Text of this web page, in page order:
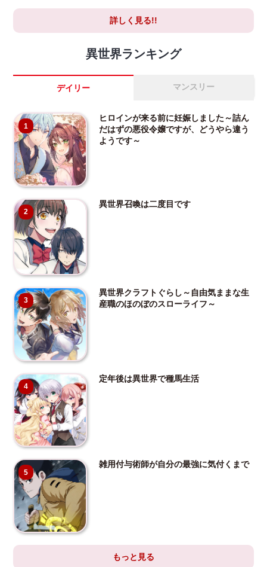
詳しく見る!!
異世界ランキング
デイリー マンスリー
1
ヒロインが来る前に妊娠しました～詰ん
だはずの悪役令嬢ですが、どうやら違う
ようです～
2
異世界召喚は二度目です
3
異世界クラフトぐらし～自由気ままな生
産職のほのぼのスローライフ～
4
定年後は異世界で種馬生活
5
雑用付与術師が自分の最強に気付くまで
もっと見る